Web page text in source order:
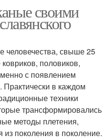
своими
человечества, свыше 25
половиков,
с появлением
Практически в каждом
техники
трансформировались
методы плетения,
поколения в поколение.